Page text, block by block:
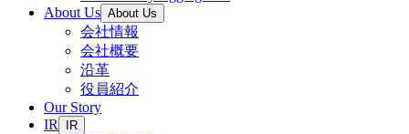
About Us About Us
会社情報
会社概要
沿革
役員紹介
Our Story
IR
IR